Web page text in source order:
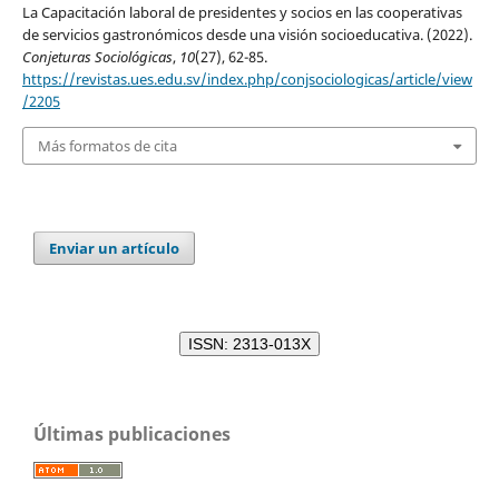
La Capacitación laboral de presidentes y socios en las cooperativas
de servicios gastronómicos desde una visión socioeducativa. (2022).
Conjeturas Sociológicas, 10(27), 62-85.
https://revistas.ues.edu.sv/index.php/conjsociologicas/article/view
/2205
Más formatos de cita
Enviar un artículo
ISSN: 2313-013X
Últimas publicaciones